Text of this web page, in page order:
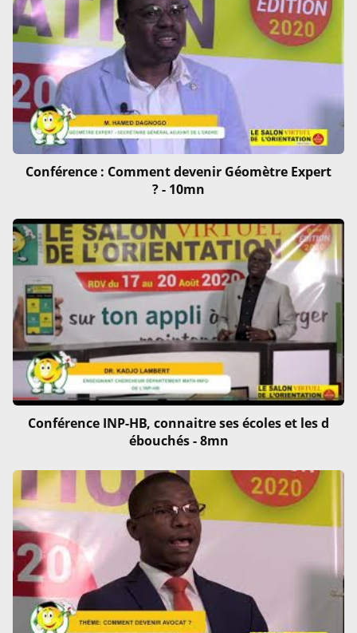
Conférence : Comment devenir Géomètre Expert
? - 10mn
Conférence INP-HB, connaitre ses écoles et les d
ébouchés - 8mn